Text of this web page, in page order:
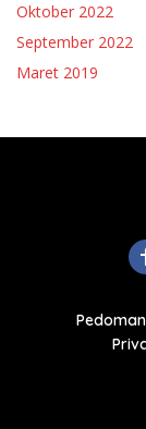
Oktober 2022
September 2022
Maret 2019